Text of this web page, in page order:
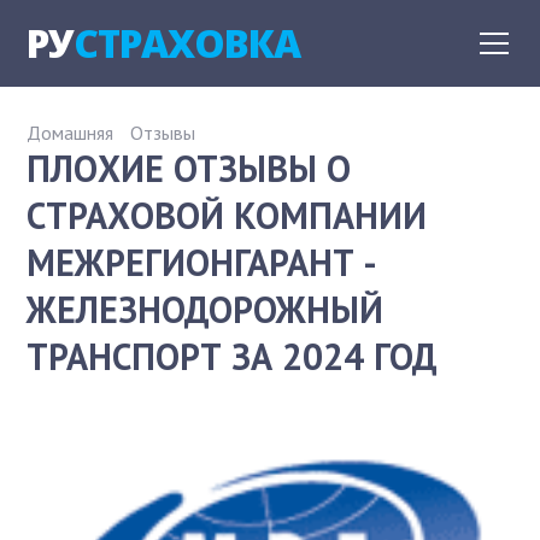
РУСТРАХОВКА
Домашняя Отзывы
ПЛОХИЕ ОТЗЫВЫ О
СТРАХОВОЙ КОМПАНИИ
МЕЖРЕГИОНГАРАНТ -
ЖЕЛЕЗНОДОРОЖНЫЙ
ТРАНСПОРТ ЗА 2024 ГОД